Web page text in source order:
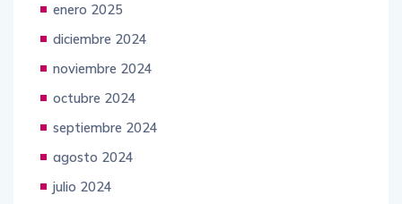
enero 2025
diciembre 2024
noviembre 2024
octubre 2024
septiembre 2024
agosto 2024
julio 2024